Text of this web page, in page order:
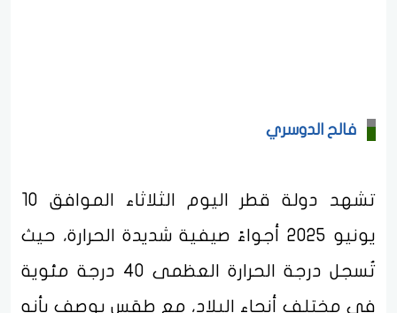
فالح الدوسري
تشهد دولة قطر اليوم الثلاثاء الموافق 10
يونيو 2025 أجواءً صيفية شديدة الحرارة، حيث
تُسجل درجة الحرارة العظمى 40 درجة مئوية
في مختلف أنحاء البلاد، مع طقس يوصف بأنه